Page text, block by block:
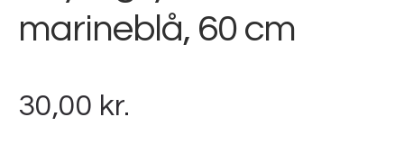
marineblå, 60 cm
30,00 kr.